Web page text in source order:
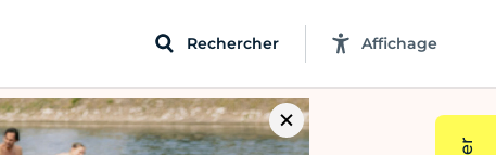
Rechercher Affichage